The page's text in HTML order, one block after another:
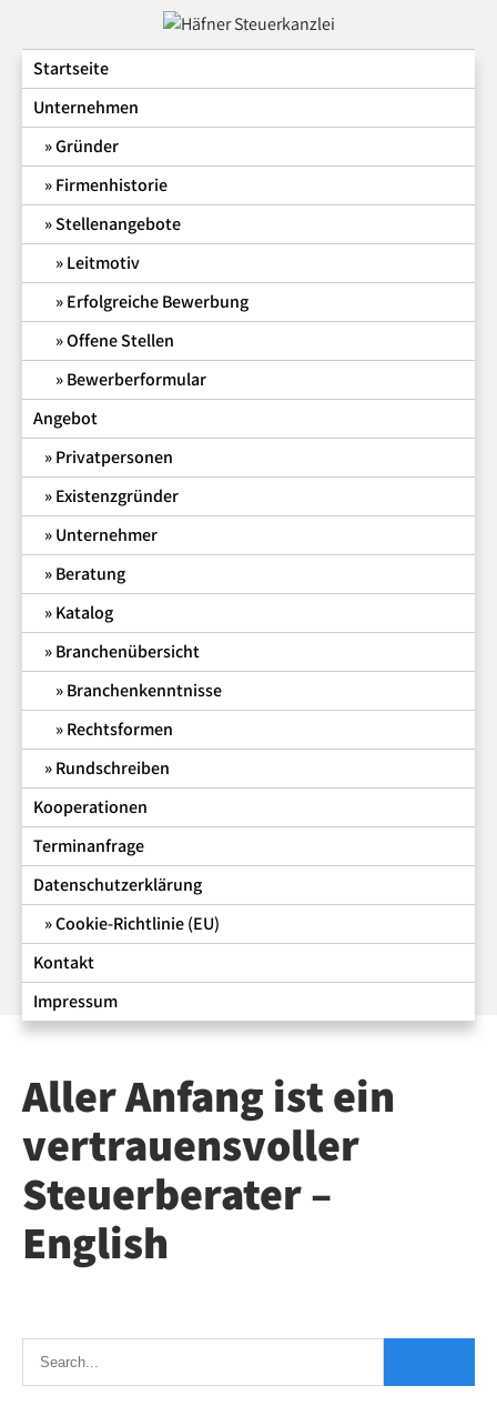
contentHäfner Steuerkanzlei
Wer hilfe mit dem Finanzamt braucht ist hier richtig.
Startseite
Unternehmen
Gründer
Firmenhistorie
Stellenangebote
Leitmotiv
Erfolgreiche Bewerbung
Offene Stellen
Bewerberformular
Angebot
Privatpersonen
Existenzgründer
Unternehmer
Beratung
Katalog
Branchenübersicht
Branchenkenntnisse
Rechtsformen
Rundschreiben
Kooperationen
Terminanfrage
Datenschutzerklärung
Cookie-Richtlinie (EU)
Kontakt
Impressum
Aller Anfang ist ein
vertrauensvoller
Steuerberater –
English